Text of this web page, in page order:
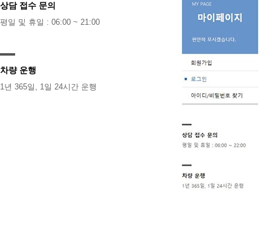
상담 접수 문의
평일 및 휴일 : 06:00 ~ 21:00
차량 운행
1년 365일, 1일 24시간 운행